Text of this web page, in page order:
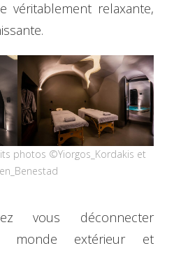
véritablement relaxante,
photos ©Yiorgos_Kordakis et
vous déconnecter
monde extérieur et